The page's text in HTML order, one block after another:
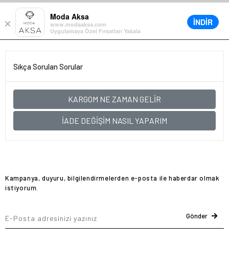
×
Moda Aksa
www.modaaksa.com
Uygulamaya Özel Fırsatları Yakala
İNDİR
0
Sıkça Sorulan Sorular
KARGOM NE ZAMAN GELİR
İADE DEĞİŞİM NASIL YAPARIM
Kampanya, duyuru, bilgilendirmelerden e-posta ile haberdar olmak
istiyorum.
Gönder